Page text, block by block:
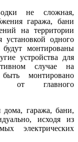
не сложная,
гаража, бани
на территории
установкой одного
монтированы
устройства для
случае на
монтировано
от главного
гаража, бани,
исходя из
электрических